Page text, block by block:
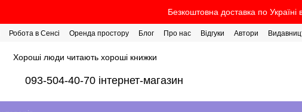
Безкоштовна доставка по Україні
Робота в Сенсі Оренда простору Блог Про нас Відгуки Автори
Хороші люди читають хороші книжки
093-504-40-70 інтернет-магазин